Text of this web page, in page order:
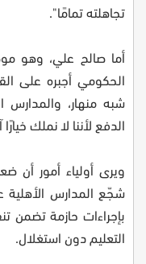
تجاهلته تمامًا".
أما صالح علي، وهو
الحكومي أجبره على
شبه منهار، والمدارس
الدفع لأننا لا نملك خيارًا
ويرى أولياء أمور أن
شجّع المدارس الأهلية
بإجراءات حازمة تضمن
التعليم دون استغلال.